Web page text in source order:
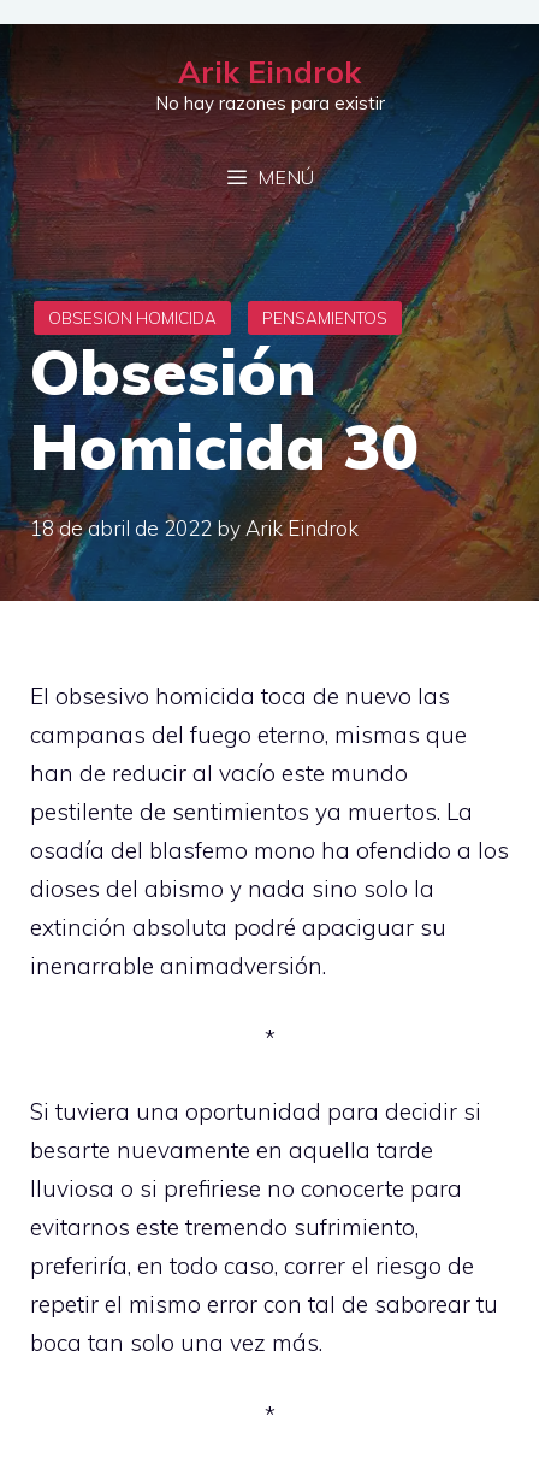
Saltar
contenido
Arik Eindrok
No hay razones para existir
MENÚ
Obsesión
Homicida 30
18 de abril de 2022by Arik Eindrok
El obsesivo homicida toca de nuevo las
campanas del fuego eterno, mismas que
han de reducir al vacío este mundo
pestilente de sentimientos ya muertos. La
osadía del blasfemo mono ha ofendido a los
dioses del abismo y nada sino solo la
extinción absoluta podré apaciguar su
inenarrable animadversión.
*
Si tuviera una oportunidad para decidir si
besarte nuevamente en aquella tarde
lluviosa o si prefiriese no conocerte para
evitarnos este tremendo sufrimiento,
preferiría, en todo caso, correr el riesgo de
repetir el mismo error con tal de saborear tu
boca tan solo una vez más.
*